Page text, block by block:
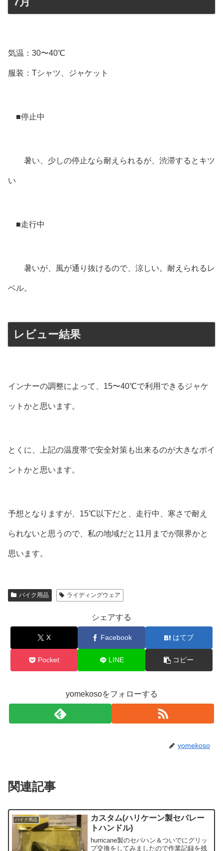
気温：30〜40℃
服装：Tシャツ、ジャケット
■停止中
暑い、少しの停止なら耐えられるが、渋滞するとキツ
い
■走行中
暑いが、風が通り抜けるので、涼しい。耐えられるレ
ベル。
レビュー結果
インナーの調整によって、15〜40℃で利用できるジャケ
ットかと思います。
とくに、上記の温度帯で安全対策も出来るのが大きなポイ
ントかと思います。
予想となりますが、15℃以下だと、走行中、寒さで耐え
られないと思うので、私の地域だと11月までが限界かと
思います。
バイク用品 ライディングウェア
シェアする
X Facebook はてブ
Pocket LINE コピー
yomekosoをフォローする
yomekoso
関連記事
バイク用品
カスタム(ハリケーン製セパレー
トハンドル)
hurricane製のセパハン＆ついでにグリッ
プ交換をしてみましたので作業記録を残